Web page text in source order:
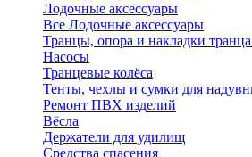
Лодочные аксессуары
Все Лодочные аксессуары
Транцы, опора и накладки
Насосы
Транцевые колёса
Тенты, чехлы и сумки для
Ремонт ПВХ изделий
Вёсла
Держатели для удилищ
Средства спасения